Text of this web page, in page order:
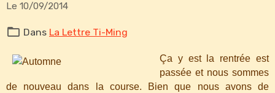
Le 10/09/2014
Dans La Lettre Ti-Ming
Ça y est la rentrée est
passée et nous sommes
de nouveau dans la course. Bien que nous avons de